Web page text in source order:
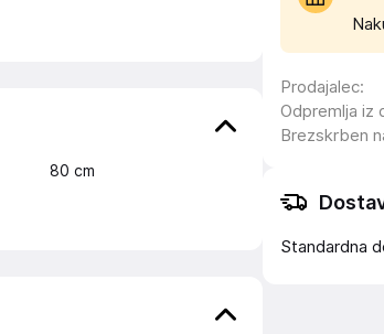
80 cm
Prodajalec:
Odpremlja iz
Brezskrben
Standardna